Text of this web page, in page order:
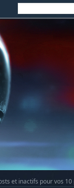
et inactifs pour vos